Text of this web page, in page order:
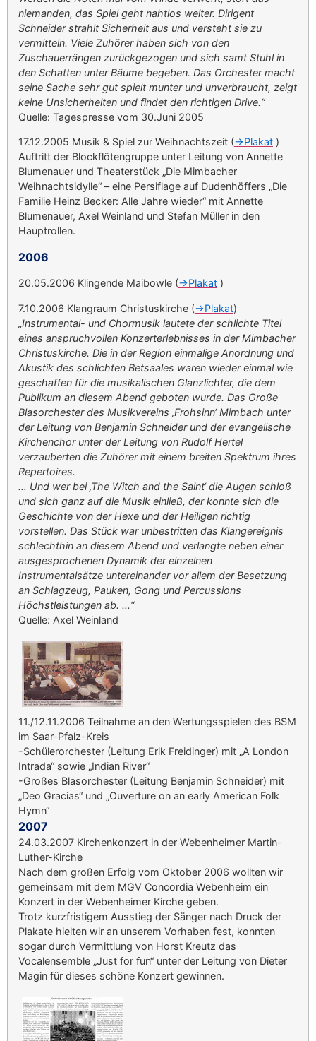
niemanden, das Spiel geht nahtlos weiter. Dirigent
Schneider strahlt Sicherheit aus und versteht sie zu
vermitteln. Viele Zuhörer haben sich von den
Zuschauerrängen zurückgezogen und sich samt Stuhl in
den Schatten unter Bäume begeben. Das Orchester macht
seine Sache sehr gut spielt munter und unverbraucht, zeigt
keine Unsicherheiten und findet den richtigen Drive.“
Quelle: Tagespresse vom 30.Juni 2005
17.12.2005 Musik & Spiel zur Weihnachtszeit (->Plakat )
Auftritt der Blockflötengruppe unter Leitung von Annette
Blumenauer und Theaterstück „Die Mimbacher
Weihnachtsidylle“ – eine Persiflage auf Dudenhöffers „Die
Familie Heinz Becker: Alle Jahre wieder“ mit Annette
Blumenauer, Axel Weinland und Stefan Müller in den
Hauptrollen.
2006
20.05.2006 Klingende Maibowle (->Plakat )
7.10.2006 Klangraum Christuskirche (->Plakat)
„Instrumental- und Chormusik lautete der schlichte Titel
eines anspruchvollen Konzerterlebnisses in der Mimbacher
Christuskirche. Die in der Region einmalige Anordnung und
Akustik des schlichten Betsaales waren wieder einmal wie
geschaffen für die musikalischen Glanzlichter, die dem
Publikum an diesem Abend geboten wurde. Das Große
Blasorchester des Musikvereins ‚Frohsinn‘ Mimbach unter
der Leitung von Benjamin Schneider und der evangelische
Kirchenchor unter der Leitung von Rudolf Hertel
verzauberten die Zuhörer mit einem breiten Spektrum ihres
Repertoires.
… Und wer bei ‚The Witch and the Saint‘ die Augen schloß
und sich ganz auf die Musik einließ, der konnte sich die
Geschichte von der Hexe und der Heiligen richtig
vorstellen. Das Stück war unbestritten das Klangereignis
schlechthin an diesem Abend und verlangte neben einer
ausgesprochenen Dynamik der einzelnen
Instrumentalsätze untereinander vor allem der Besetzung
an Schlagzeug, Pauken, Gong und Percussions
Höchstleistungen ab. …“
Quelle: Axel Weinland
11./12.11.2006 Teilnahme an den Wertungsspielen des BSM
im Saar-Pfalz-Kreis
-Schülerorchester (Leitung Erik Freidinger) mit „A London
Intrada“ sowie „Indian River“
-Großes Blasorchester (Leitung Benjamin Schneider) mit
„Deo Gracias“ und „Ouverture on an early American Folk
Hymn“
2007
24.03.2007 Kirchenkonzert in der Webenheimer Martin-
Luther-Kirche
Nach dem großen Erfolg vom Oktober 2006 wollten wir
gemeinsam mit dem MGV Concordia Webenheim ein
Konzert in der Webenheimer Kirche geben.
Trotz kurzfristigem Ausstieg der Sänger nach Druck der
Plakate hielten wir an unserem Vorhaben fest, konnten
sogar durch Vermittlung von Horst Kreutz das
Vocalensemble „Just for fun“ unter der Leitung von Dieter
Magin für dieses schöne Konzert gewinnen.